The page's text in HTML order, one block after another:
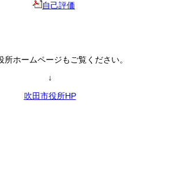
自己評価
所ホームページもご覧ください。
↓
吹田市役所HP